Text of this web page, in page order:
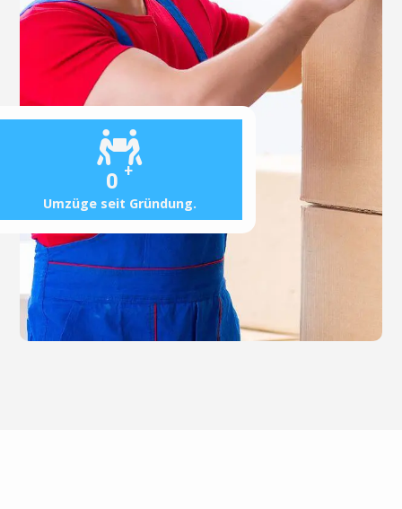
0 +
Umzüge seit Gründung.